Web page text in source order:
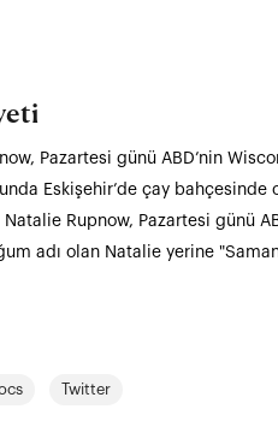
Pazartesi günü ABD’nin
Eskişehir’de çay
Natalie Rupnow, Pazartesi günü
adı olan Natalie yerine
Twitter